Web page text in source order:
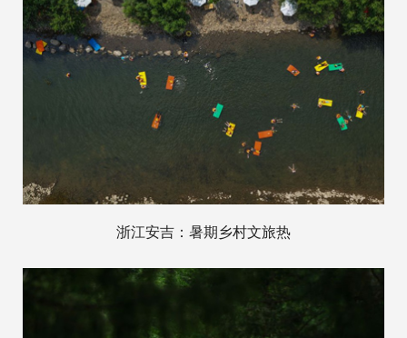
浙江安吉：暑期乡村文旅热